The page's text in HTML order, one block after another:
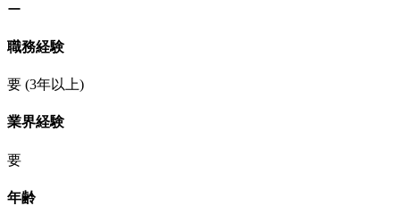
ー
職務経験
要 (3年以上)
業界経験
要
年齢